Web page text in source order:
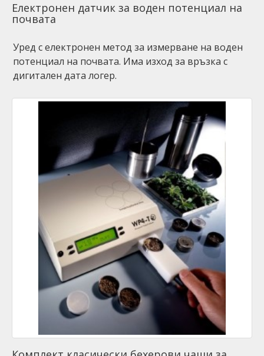
Електронен датчик за воден потенциал на
почвата
Уред с електронен метод за измерване на воден
потенциал на почвата. Има изход за връзка с
дигитален дата логер.